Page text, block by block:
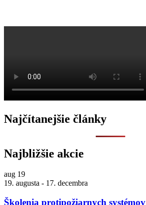
Najčítanejšie články
Najbližšie akcie
aug 19
19. augusta - 17. decembra
Školenia protipožiarnych systémov